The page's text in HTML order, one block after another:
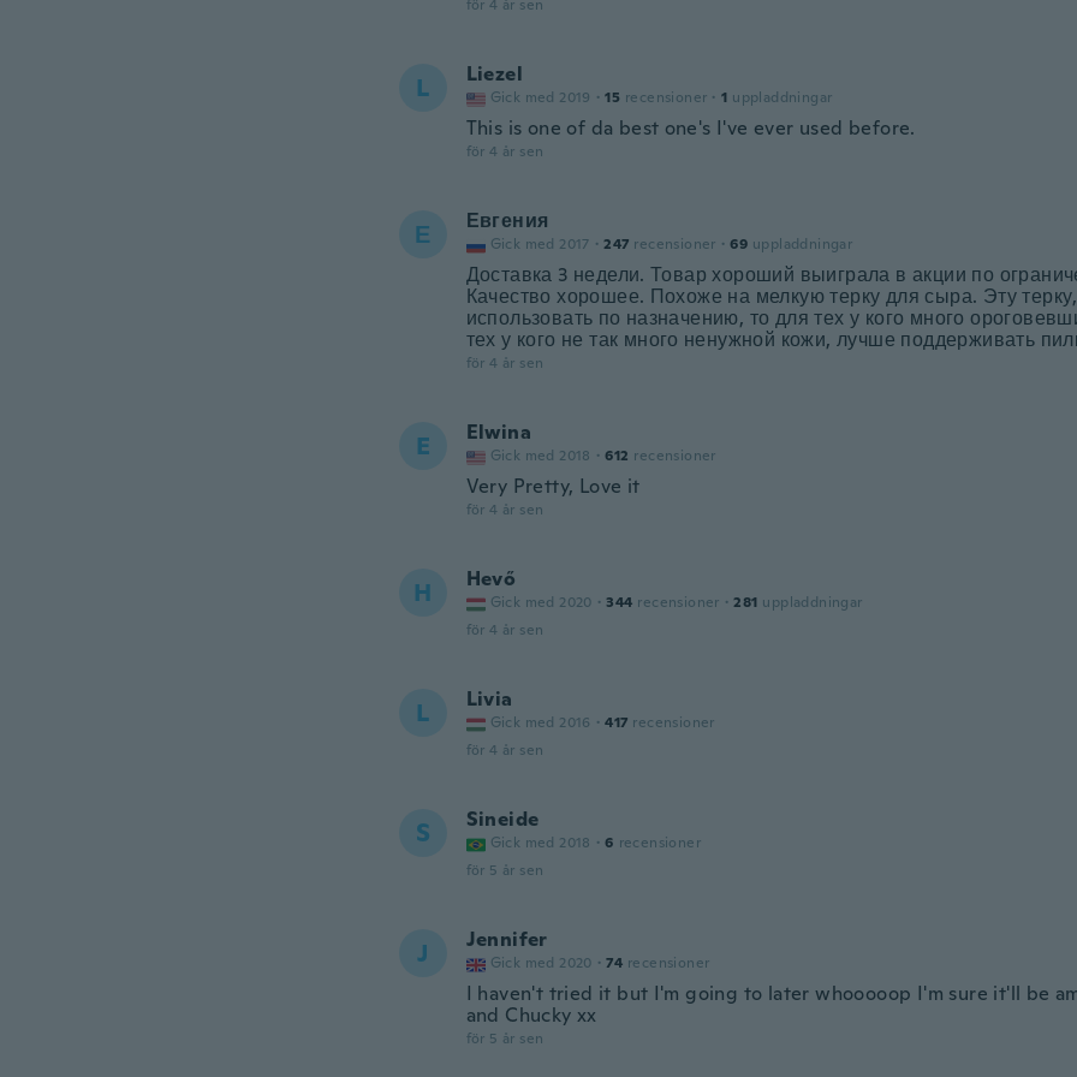
för 4 år sen
L Liezel
Gick med 2019 · 15 recensioner · 1 uppladdningar
This is one of da best one's I've ever used before.
för 4 år sen
Е Евгения
Gick med 2017 · 247 recensioner · 69 uppladdningar
Доставка 3 недели. Товар хороший выиграла в акции по
Качество хорошее. Похоже на мелкую терку для сыра. Эту
использовать по назначению, то для тех у кого много
тех у кого не так много ненужной кожи, лучше поддерживать
för 4 år sen
E Elwina
Gick med 2018 · 612 recensioner
Very Pretty, Love it
för 4 år sen
H Hevő
Gick med 2020 · 344 recensioner · 281 uppladdningar
för 4 år sen
L Livia
Gick med 2016 · 417 recensioner
för 4 år sen
S Sineide
Gick med 2018 · 6 recensioner
för 5 år sen
J Jennifer
Gick med 2020 · 74 recensioner
I haven't tried it but I'm going to later whooooop I'm sure it'll be
and Chucky xx
för 5 år sen